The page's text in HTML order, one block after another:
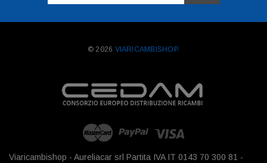
mail
© 2026 VIARICAMBISHOP.
Viaricambishop - Aureliacar srl Partita IVA IT 0143 70 300 81 -